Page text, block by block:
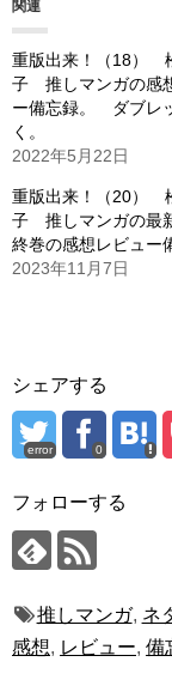
中…
関連
重版出来！（18）
子 推しマンガの感
ー備忘録。 ダブレ
く。
2022年5月22日
重版出来！（20）
子 推しマンガの最
終巻の感想レビュー
2023年11月7日
シェアする
error 0
フォローする
推しマンガ, ネ
感想, レビュー, 備